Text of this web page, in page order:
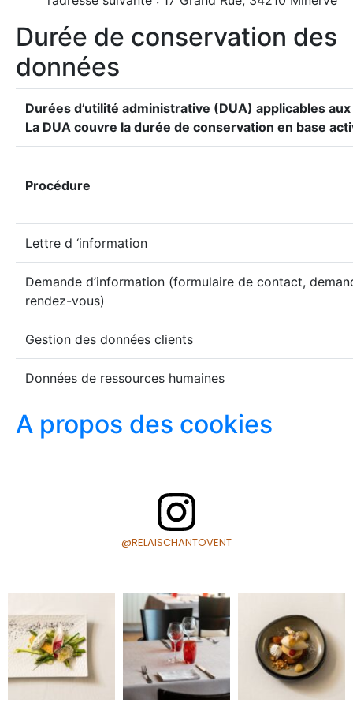
Durée de conservation des
données
Durées d’utilité administrative (DUA) applicables
La DUA couvre la durée de conservation en base
Procédure
Lettre d ‘information
Demande d’information (formulaire de contact,
rendez-vous)
Gestion des données clients
Données de ressources humaines
A propos des cookies
@RELAISCHANTOVENT